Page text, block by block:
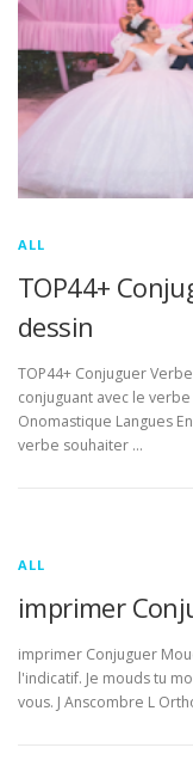
ALL
TOP44+
dessin
TOP44+ Conjuguer
conjuguant avec le
Onomastique Langues
verbe souhaiter …
ALL
imprimer
imprimer Conjuguer
l'indicatif. Je mouds tu
vous. J Anscombre L